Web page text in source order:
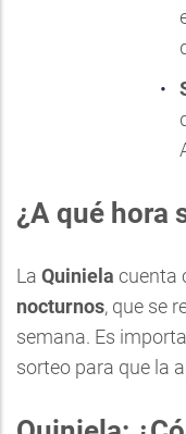
¿A qué hora
La Quiniela cuenta
nocturnos, que se
semana. Es
sorteo para que la